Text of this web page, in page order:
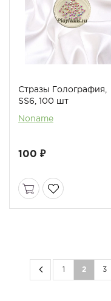
Стразы Голография,
SS6, 100 шт
Noname
100 ₽
1 2 3